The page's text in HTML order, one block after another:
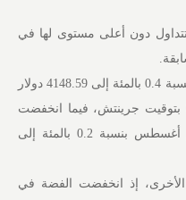
دون أعلى مستوى لها في
وتراجع الذهب في المعاملات الفورية بنسبة 0.4 بالمئة إلى 4148.59 دولار
للأوقية (الأونصة) بحلول الساعة 00:43 بتوقيت جرينتش، فيما انخفضت
العقود الأمريكية الآجلة للذهب تسليم أغسطس بنسبة 0.2 بالمئة إلى
الأخرى، إذ انخفضت الفضة في